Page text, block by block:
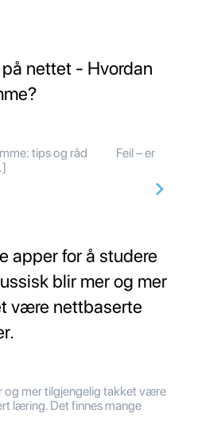
nettet - Hvordan
tips og råd Feil – er
apper for å studere
blir mer og mer
være nettbaserte
og mer tilgjengelig takket være
læring. Det finnes mange